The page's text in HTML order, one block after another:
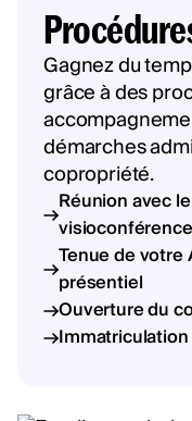
Gagnez du
grâce à des
démarches
copropriété.
Réunion avec
visioconférence
Tenue de votre
présentiel
Ouverture du